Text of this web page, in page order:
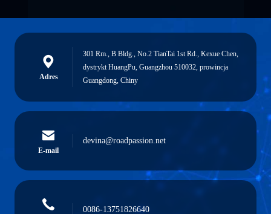
Adres
301 Rm., B Bldg., No.2 TianTai 1st Rd., Kexue Chen,
dystrykt HuangPu, Guangzhou 510032, prowincja
Guangdong, Chiny
E-mail
devina@roadpassion.net
0086-13751826640